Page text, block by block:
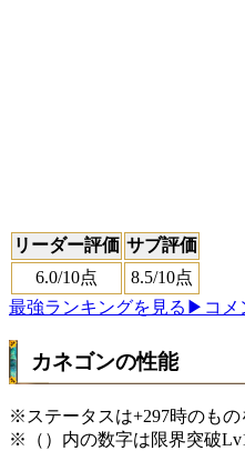
リーダー評価 サブ評価
6.0/10点 8.5/10点
最強ランキングを見る ▶コメ
カネゴンの性能
※ステータスは+297時のも
※（）内の数字は限界突破